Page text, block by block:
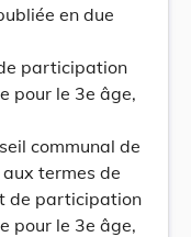
en due
participation
pour le 3e âge,
communal de
termes de
de participation
pour le 3e âge,